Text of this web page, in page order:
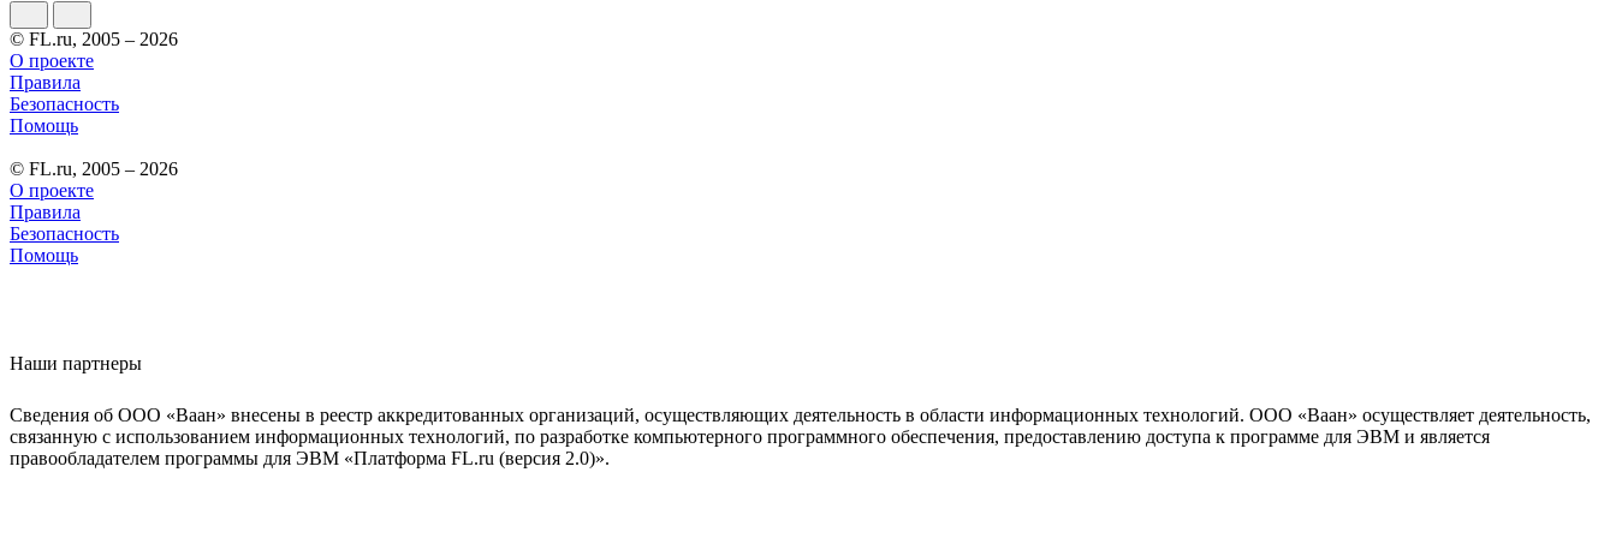
© FL.ru, 2005 – 2026
О проекте
Правила
Безопасность
Помощь
© FL.ru, 2005 – 2026
О проекте
Правила
Безопасность
Помощь
Наши партнеры
Сведения об ООО «Ваан» внесены в реестр аккредитованных организаций, осуществляющих деятельность в области информационных технологий. ООО «Ваан» осуществляет деятельность,
связанную с использованием информационных технологий, по разработке компьютерного программного обеспечения, предоставлению доступа к программе для ЭВМ и является
правообладателем программы для ЭВМ «Платформа FL.ru (версия 2.0)».